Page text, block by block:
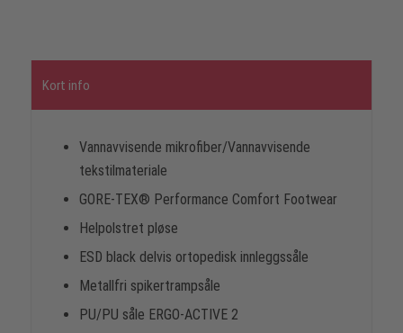
Kort info
Vannavvisende mikrofiber/Vannavvisende
tekstilmateriale
GORE-TEX® Performance Comfort Footwear
Helpolstret pløse
ESD black delvis ortopedisk innleggssåle
Metallfri spikertrampsåle
PU/PU såle ERGO-ACTIVE 2